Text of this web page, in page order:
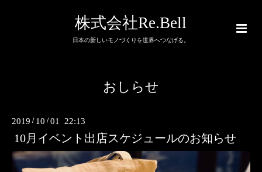
株式会社Re.Bell
日本の新しいモノづくりを世界へつなげる。
おしらせ
2019 / 10 /01 22:13
10月イベント出店スケジュールのお知らせ